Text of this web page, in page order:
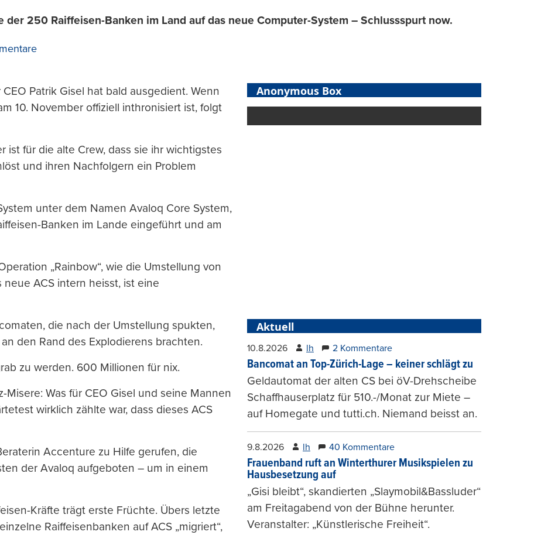
250 Raiffeisen-Banken im Land auf das neue Computer-System – Schlussspurt now.
Patrik Gisel hat bald ausgedient. Wenn
10. November offiziell inthronisiert ist, folgt
ist für die alte Crew, dass sie ihr wichtigstes
und ihren Nachfolgern ein Problem
unter dem Namen Avaloq Core System,
Banken im Lande eingeführt und am
„Rainbow“, wie die Umstellung von
neue ACS intern heisst, ist eine
die nach der Umstellung spukten,
den Rand des Explodierens brachten.
zu werden. 600 Millionen für nix.
Was für CEO Gisel und seine Mannen
wirklich zählte war, dass dieses ACS
Accenture zu Hilfe gerufen, die
der Avaloq aufgeboten – um in einem
Kräfte trägt erste Früchte. Übers letzte
Raiffeisenbanken auf ACS „migriert“,
Anonymous Box
Aktuell
10.8.2026 lh 2 Kommentare
Bancomat an Top-Zürich-Lage – keiner schlägt zu
Geldautomat der alten CS bei öV-Drehscheibe
Schaffhauserplatz für 510.-/Monat zur Miete –
auf Homegate und tutti.ch. Niemand beisst an.
9.8.2026 lh 40 Kommentare
Frauenband ruft an Winterthurer Musikspielen zu
Hausbesetzung auf
„Gisi bleibt“, skandierten „Slaymobil&Bassluder“
am Freitagabend von der Bühne herunter.
Veranstalter: „Künstlerische Freiheit“.